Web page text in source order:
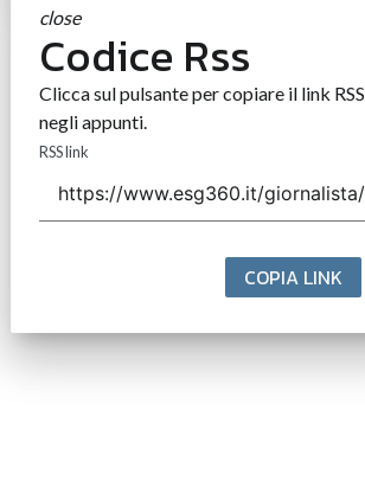
close
Codice Rss
Clicca sul pulsante per copiare il link RSS
negli appunti.
RSS link
COPIA LINK